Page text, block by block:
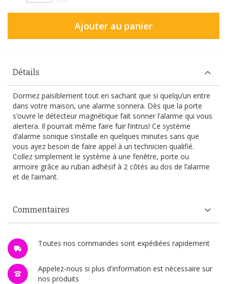
Ajouter au panier
Toutes nos commandes sont expédiées rapidement
Appelez-nous si plus d'information est nécessaire sur
nos produits
Détails
Dormez paisiblement tout en sachant que si quelqu’un entre
dans votre maison, une alarme sonnera. Dès que la porte
s’ouvre le détecteur magnétique fait sonner l’alarme qui vous
alertera. Il pourrait même faire fuir l’intrus! Ce système
d’alarme sonique s’installe en quelques minutes sans que
vous ayez besoin de faire appel à un technicien qualifié.
Collez simplement le système à une fenêtre, porte ou
armoire grâce au ruban adhésif à 2 côtés au dos de l’alarme
et de l’aimant.
Commentaires